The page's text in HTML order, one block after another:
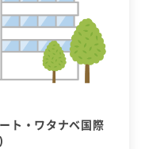
ト・ワタナベ国際